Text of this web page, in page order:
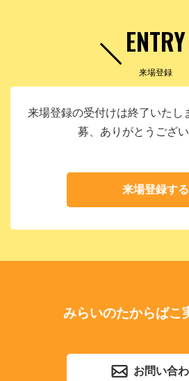
ENTRY
来場登録
来場登録の受付けは終了いたし
募、ありがとうござい
来場登録する
みらいのたからばこ
お問い合